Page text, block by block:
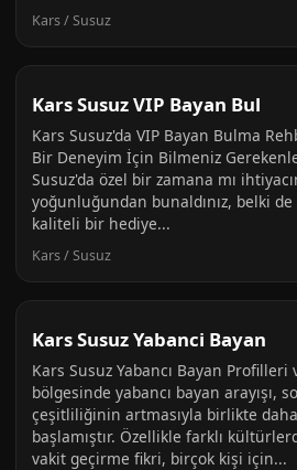
Kars / Susuz
Kars Susuz VIP Bayan Bul
Kars Susuz'da VIP Bayan Bulma
Bir Deneyim İçin Bilmeniz
Susuz'da özel bir zamana mı
yoğunluğundan bunaldınız, belki
kaliteli bir hediye...
Kars / Susuz
Kars Susuz Yabanci Bayan
Kars Susuz Yabancı Bayan
bölgesinde yabancı bayan arayışı,
çeşitliliğinin artmasıyla birlikte
başlamıştır. Özellikle farklı
vakit geçirme fikri, birçok kişi için...